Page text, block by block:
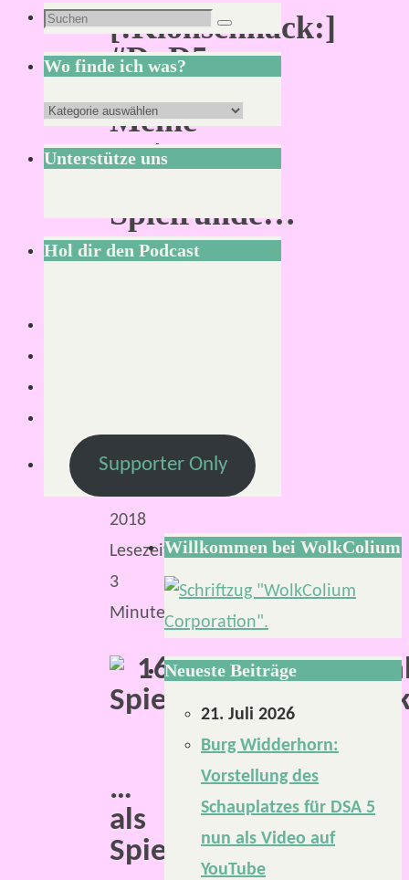
[:Klönschnack:]
#DnD5
–
Meine
erste
Spielrunde…
16.
2018
Lesezeit:
3
Minuten
…
als
Spielleiter.
Suchen
nach:
Suchen
Wo finde ich was?
Wo
finde
ich
Unterstütze uns
Hol dir den Podcast
Supporter Only
Willkommen bei WolkColium
Neueste Beiträge
21. Juli 2026
Burg Widderhorn:
Vorstellung des
Schauplatzes für DSA 5
nun als Video auf
YouTube